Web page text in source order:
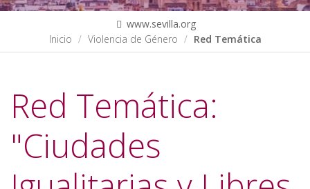
www.sevilla.org
Inicio
Violencia de Género Red Temática
Red Temática:
"Ciudades